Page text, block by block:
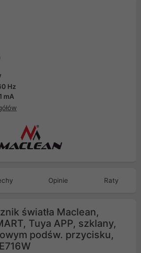
Hz
mA
Opinie Raty
światła Maclean,
Tuya APP, szklany,
podśw. przycisku,